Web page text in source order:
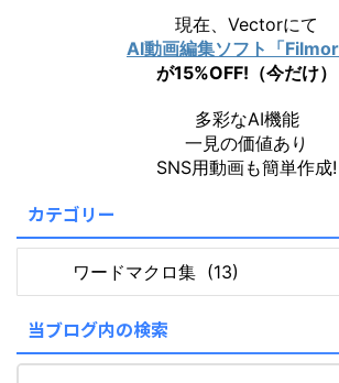
現在、Vectorにて
AI動画編集ソフト「
が15%OFF!（今だけ）
多彩なAI機能
一見の価値あり
SNS用動画も簡単作成!
カテゴリー
当ブログ内の検索